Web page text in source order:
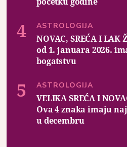
ASTROLOGIJA
NOVAC, SREĆA I LAK
od 1. januara 2026.
bogatstvu
ASTROLOGIJA
VELIKA SREĆA I
Ova 4 znaka imaju
u decembru